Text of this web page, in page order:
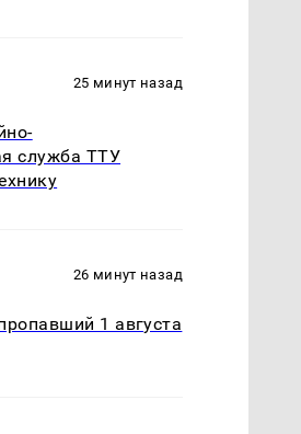
25 минут назад
служба ТТУ
26 минут назад
1 августа